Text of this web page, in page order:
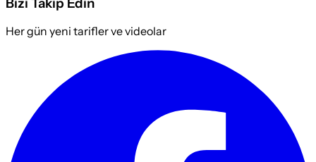
Her gün yeni tarifler ve videolar